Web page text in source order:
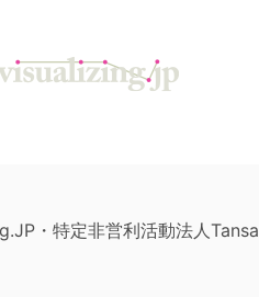
・特定非営利活動法人Tansa